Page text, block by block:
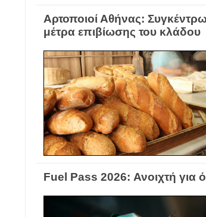
Αρτοποιοί Αθήνας:
μέτρα επιβίωσης του κλάδου
Fuel Pass 2026: Ανοιχτή